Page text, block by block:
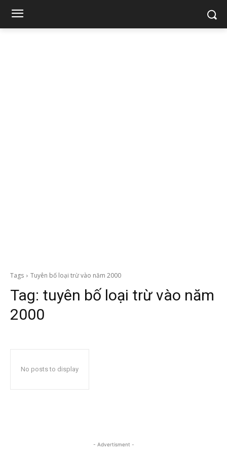
Tags Tuyên bố loại trừ vào năm 2000
Tag: tuyên bố loại trừ vào năm
2000
No posts to display
- Advertisment -